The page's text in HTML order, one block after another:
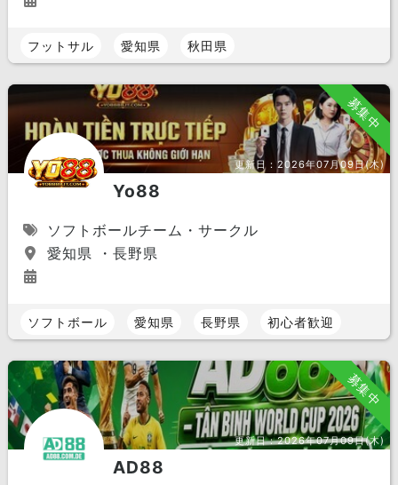
フットサル 愛知県 秋田県
募集中
更新日：2026年07月09日(木)
Yo88
ソフトボールチーム・サークル
愛知県 ・長野県
ソフトボール 愛知県 長野県 初心者歓迎
募集中
更新日：2026年07月09日(木)
AD88